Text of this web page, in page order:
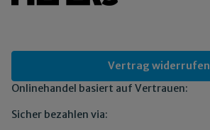
Vertrag widerrufen
Onlinehandel basiert auf Vertrauen:
Sicher bezahlen via: